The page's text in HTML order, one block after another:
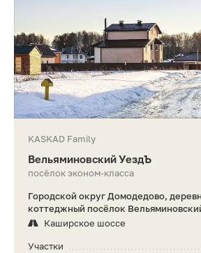
KASKAD Family
Вельяминовский УездЪ
посёлок эконом-класса
Городской округ Домодедово,
коттеджный посёлок
Каширское шоссе
Участки